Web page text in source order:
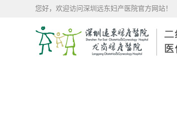
您好，欢迎访问深圳远东妇产医院官方网站！